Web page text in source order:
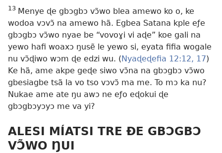
13 Menye ɖe gbɔgbɔ vɔ̃wo blea amewo ko o, ke
wodoa vɔvɔ̃ na amewo hã. Egbea Satana kple eƒe
gbɔgbɔ vɔ̃wo nyae be “vovoɣi vi aɖe” koe gali na
yewo hafi woaxɔ ŋusẽ le yewo si, eyata fifia wogale
nu vɔ̃ɖiwo wɔm ɖe edzi wu. (Nyaɖeɖefia 12:12, 17)
Ke hã, ame akpe geɖe siwo vɔ̃na na gbɔgbɔ vɔ̃wo
gbesiagbe tsã la vo tso vɔvɔ̃ ma me. To mɔ ka nu?
Nukae ame ate ŋu awɔ ne eƒo eɖokui ɖe
gbɔgbɔyɔyɔ me va yi?
ALESI MÍATSI TRE ÐE GBƆGBƆ
VƆ̃WO ŊUI